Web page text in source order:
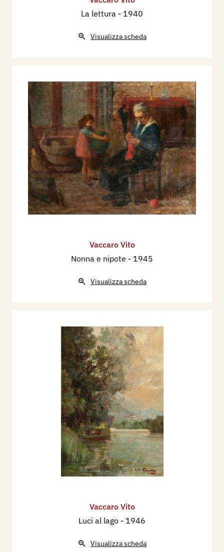
La lettura - 1940
Visualizza scheda
Vaccaro Vito
Nonna e nipote - 1945
Visualizza scheda
Vaccaro Vito
Luci al lago - 1946
Visualizza scheda